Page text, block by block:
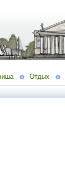
Отдых